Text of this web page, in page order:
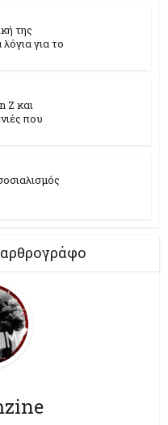
της
για το
Z και
που